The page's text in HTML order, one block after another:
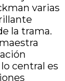
varias
la trama.
lo central es